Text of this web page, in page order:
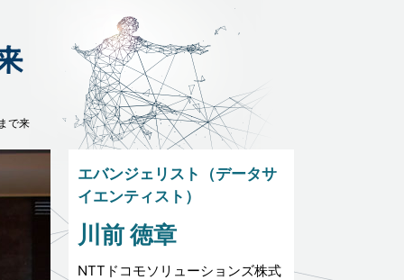
で来
エバンジェリスト（データサ
イエンティスト）
川前 徳章
NTTドコモソリューションズ株式